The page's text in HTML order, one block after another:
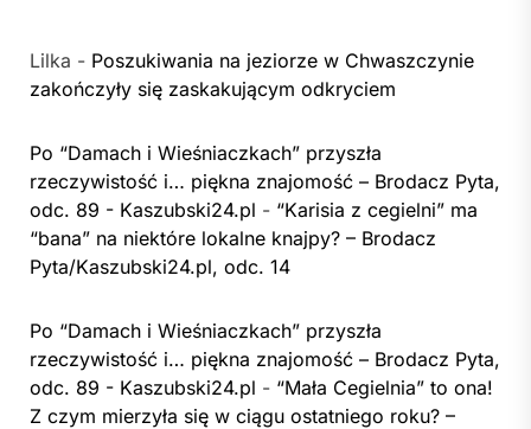
Lilka - Poszukiwania na jeziorze w Chwaszczynie
zakończyły się zaskakującym odkryciem
Po “Damach i Wieśniaczkach” przyszła
rzeczywistość i… piękna znajomość – Brodacz Pyta,
odc. 89 - Kaszubski24.pl - “Karisia z cegielni” ma
“bana” na niektóre lokalne knajpy? – Brodacz
Pyta/Kaszubski24.pl, odc. 14
Po “Damach i Wieśniaczkach” przyszła
rzeczywistość i… piękna znajomość – Brodacz Pyta,
odc. 89 - Kaszubski24.pl - “Mała Cegielnia” to ona!
Z czym mierzyła się w ciągu ostatniego roku? –